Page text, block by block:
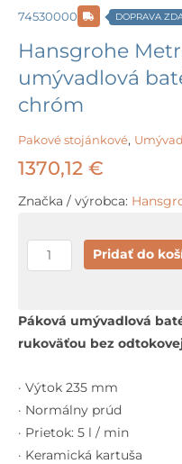
74530000 DOPRAVA
Hansgrohe
umývadlová
chróm
Pakové stojánkové,
1370,12 €
Značka / výrobca:
množstvo
Hansgrohe
Páková
umývadlová
na
podlahu,
chróm
Pridať do
Páková umývadlová
rukoväťou bez
· Výtok 235 mm
· Normálny prúd
· Prietok: 5 l / min
· Keramická kartuša